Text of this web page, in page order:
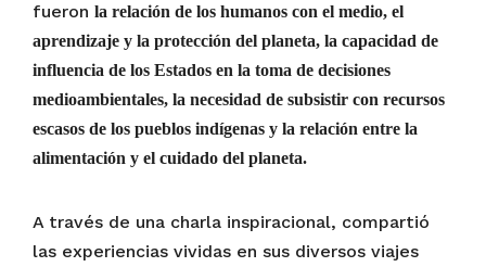
fueron la relación de los humanos con el medio, el
aprendizaje y la protección del planeta, la capacidad de
influencia de los Estados en la toma de decisiones
medioambientales, la necesidad de subsistir con recursos
escasos de los pueblos indígenas y la relación entre la
alimentación y el cuidado del planeta.
A través de una charla inspiracional, compartió
las experiencias vividas en sus diversos viajes